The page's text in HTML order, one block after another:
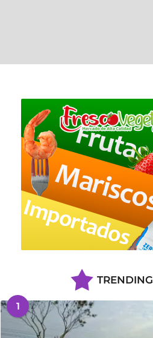
TRENDING
1